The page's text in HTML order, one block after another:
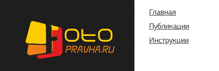
Главная
Публикации
Инструкции